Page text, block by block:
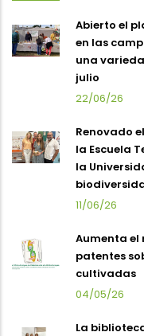
Abierto el
en las
una
julio
22/06/26
Renovado
la Escuela
la
11/06/26
Aumenta el
patentes
cultivadas
04/05/26
La